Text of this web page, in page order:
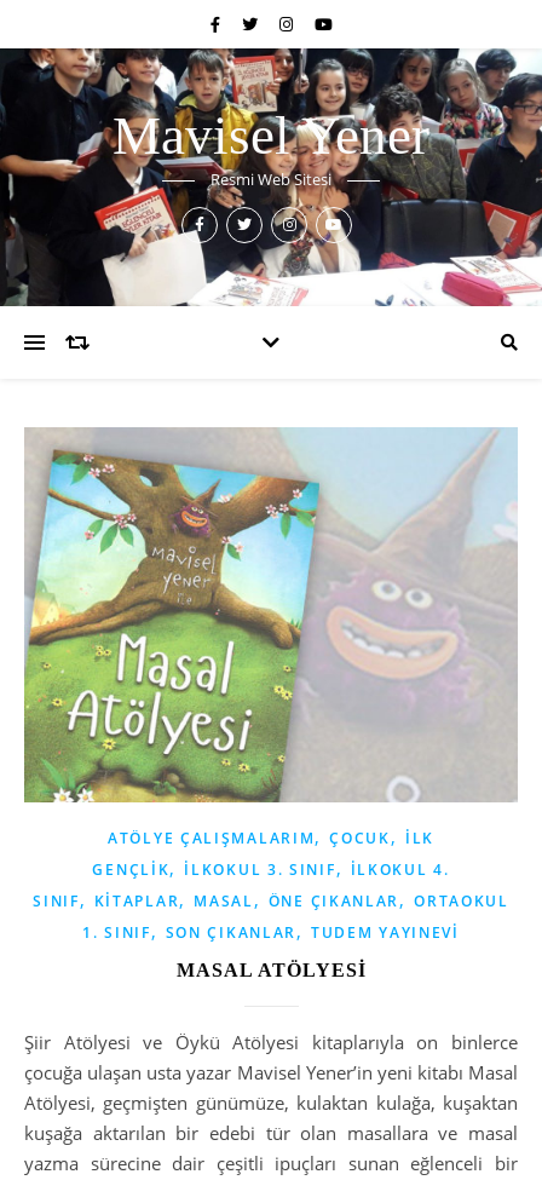
Mavisel Yener
Resmi Web Sitesi
ATÖLYE ÇALIŞMALARIM,ÇOCUK, İLK
GENÇLIK, İLKOKUL 3. SINIF, İLKOKUL 4.
SINIF, KITAPLAR, MASAL, ÖNE ÇIKANLAR,ORTAOKUL
1. SINIF, SON ÇIKANLAR,TUDEM YAYINEVI
MASAL ATÖLYESİ
Şiir Atölyesi ve Öykü Atölyesi kitaplarıyla on binlerce
çocuğa ulaşan usta yazar Mavisel Yener’in yeni kitabı Masal
Atölyesi, geçmişten günümüze, kulaktan kulağa, kuşaktan
kuşağa aktarılan bir edebi tür olan masallara ve masal
yazma sürecine dair çeşitli ipuçları sunan eğlenceli bir